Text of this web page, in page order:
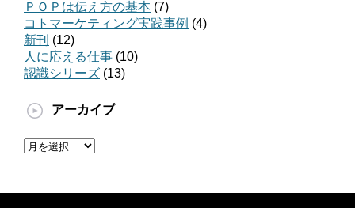
ＰＯＰは伝え方の基本 (7)
コトマーケティング実践事例 (4)
新刊 (12)
人に応える仕事 (10)
認識シリーズ (13)
アーカイブ
ア
イ